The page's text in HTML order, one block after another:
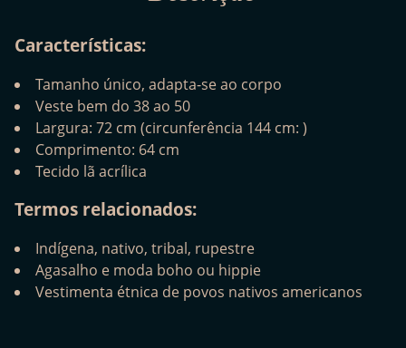
Características:
Tamanho único, adapta-se ao corpo
Veste bem do 38 ao 50
Largura: 72 cm (circunferência 144 cm: )
Comprimento: 64 cm
Tecido lã acrílica
Termos relacionados:
Indígena, nativo, tribal, rupestre
Agasalho e moda boho ou hippie
Vestimenta étnica de povos nativos americanos